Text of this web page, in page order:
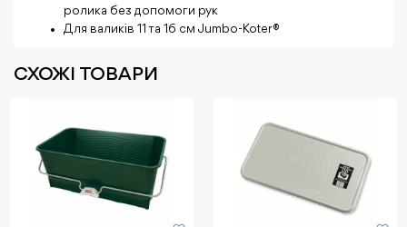
ролика без допомоги рук
Для валиків 11 та 16 см Jumbo-Koter®
СХОЖІ ТОВАРИ